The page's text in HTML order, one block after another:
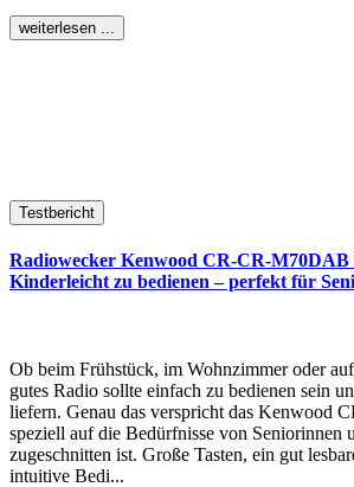
weiterlesen ...
Testbericht
Radiowecker Kenwood CR-CR-M70DAB
Kinderleicht zu bedienen – perfekt für
Ob beim Frühstück, im Wohnzimmer oder
gutes Radio sollte einfach zu bedienen sein
liefern. Genau das verspricht das Kenwood
speziell auf die Bedürfnisse von Seniorinnen
zugeschnitten ist. Große Tasten, ein gut
intuitive Bedi...